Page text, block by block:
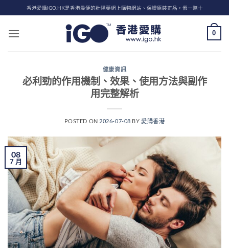
to
content
香港愛購IGO.HK是香港最便的壯陽藥網上購物網站、保證原裝正品，假一賠十
0
健康資訊
必利勁的作用機制、效果、使用方法與副作
用完整解析
POSTED ON 2026-07-08 BY愛購香港
08
7 月